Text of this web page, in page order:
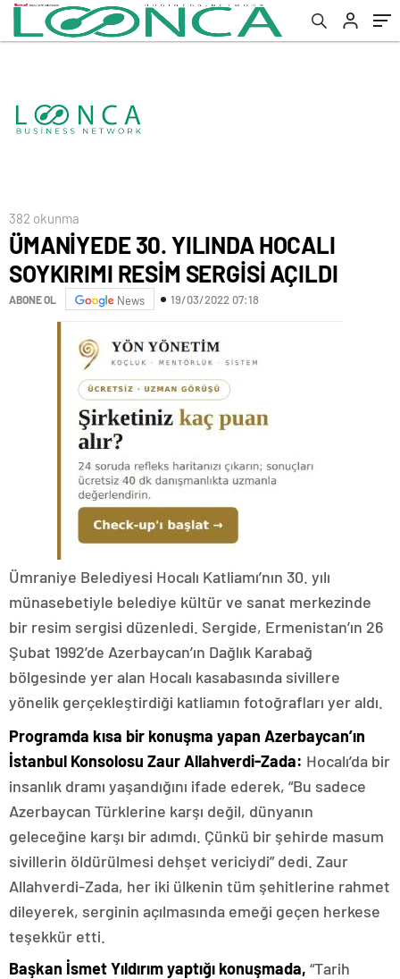
382 okunma
ÜMANİYEDE 30. YILINDA HOCALI
SOYKIRIMI RESİM SERGİSİ AÇILDI
ABONE OL News 19/03/2022 07:18
Ümraniye Belediyesi Hocalı Katliamı’nın 30. yılı
münasebetiyle belediye kültür ve sanat merkezinde
bir resim sergisi düzenledi. Sergide, Ermenistan’ın 26
Şubat 1992’de Azerbaycan’ın Dağlık Karabağ
bölgesinde yer alan Hocalı kasabasında sivillere
yönelik gerçekleştirdiği katliamın fotoğrafları yer aldı.
Programda kısa bir konuşma yapan Azerbaycan’ın
İstanbul Konsolosu Zaur Allahverdi-Zada: Hocalı’da bir
insanlık dramı yaşandığını ifade ederek, “Bu sadece
Azerbaycan Türklerine karşı değil, dünyanın
geleceğine karşı bir adımdı. Çünkü bir şehirde masum
sivillerin öldürülmesi dehşet vericiydi” dedi. Zaur
Allahverdi-Zada, her iki ülkenin tüm şehitlerine rahmet
dileyerek, serginin açılmasında emeği geçen herkese
teşekkür etti.
Başkan İsmet Yıldırım yaptığı konuşmada, “Tarih